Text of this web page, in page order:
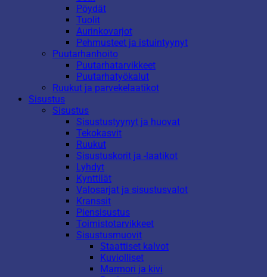
Pöydät
Tuolit
Aurinkovarjot
Pehmusteet ja istuintyynyt
Puutarhanhoito
Puutarhatarvikkeet
Puutarhatyökalut
Ruukut ja parvekelaatikot
Sisustus
Sisustus
Sisustustyynyt ja huovat
Tekokasvit
Ruukut
Sisustuskorit ja -laatikot
Lyhdyt
Kynttilät
Valosarjat ja sisustusvalot
Kranssit
Piensisustus
Toimistotarvikkeet
Sisustusmuovit
Staattiset kalvot
Kuviolliset
Marmori ja kivi